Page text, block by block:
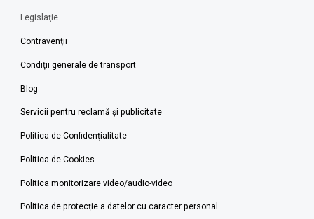
Legislaţie
Contravenţii
Condiţii generale de transport
Blog
Servicii pentru reclamă și publicitate
Politica de Confidenţialitate
Politica de Cookies
Politica monitorizare video/audio-video
Politica de protecție a datelor cu caracter personal